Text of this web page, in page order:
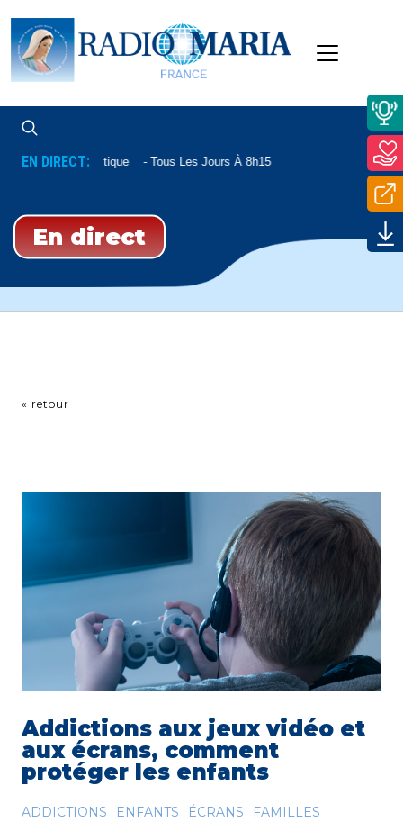
EN DIRECT:
Lecture Patristique Tous Les Jours À 8h15
En direct
« retour
Addictions aux jeux vidéo et
aux écrans, comment
protéger les enfants
ADDICTIONS ENFANTS ÉCRANS
FAMILLES